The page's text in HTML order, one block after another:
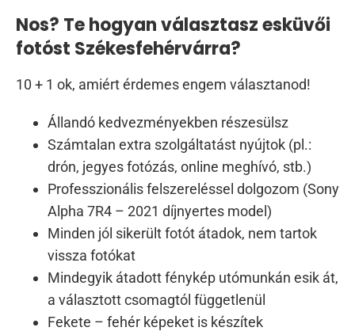
Nos? Te hogyan választasz esküvői
fotóst Székesfehérvárra?
10 + 1 ok, amiért érdemes engem választanod!
Állandó kedvezményekben részesülsz
Számtalan extra szolgáltatást nyújtok (pl.:
drón, jegyes fotózás, online meghívó, stb.)
Professzionális felszereléssel dolgozom (Sony
Alpha 7R4 – 2021 díjnyertes model)
Minden jól sikerült fotót átadok, nem tartok
vissza fotókat
Mindegyik átadott fénykép utómunkán esik át,
a választott csomagtól függetlenül
Fekete – fehér képeket is készítek